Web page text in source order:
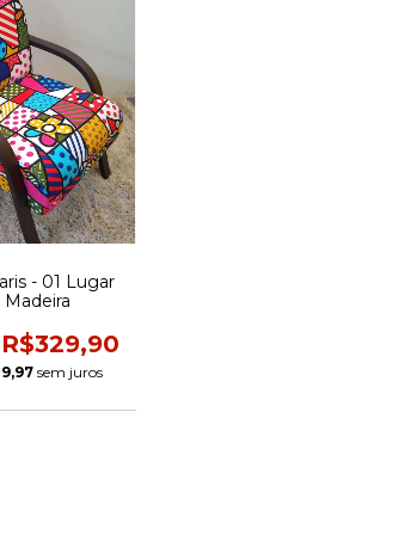
- 01 Lugar
Madeira
R$329,90
sem juros